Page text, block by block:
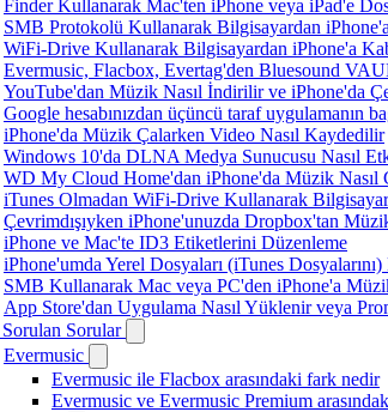
Finder Kullanarak Mac'ten iPhone veya iPad'e
SMB Protokolü Kullanarak Bilgisayardan
WiFi-Drive Kullanarak Bilgisayardan iPhone'a
Evermusic, Flacbox, Evertag'den Bluesound
YouTube'dan Müzik Nasıl İndirilir ve iPhone'da
Google hesabınızdan üçüncü taraf uygulamanın
iPhone'da Müzik Çalarken Video Nasıl Kaydedilir
Windows 10'da DLNA Medya Sunucusu Nasıl
WD My Cloud Home'dan iPhone'da Müzik Nasıl
iTunes Olmadan WiFi-Drive Kullanarak
Çevrimdışıyken iPhone'unuzda Dropbox'tan
iPhone ve Mac'te ID3 Etiketlerini Düzenleme
iPhone'umda Yerel Dosyaları (iTunes Dosyalarını)
SMB Kullanarak Mac veya PC'den iPhone'a
App Store'dan Uygulama Nasıl Yüklenir veya
Sorulan Sorular
Evermusic
Evermusic ile Flacbox arasındaki fark nedir
Evermusic ve Evermusic Premium